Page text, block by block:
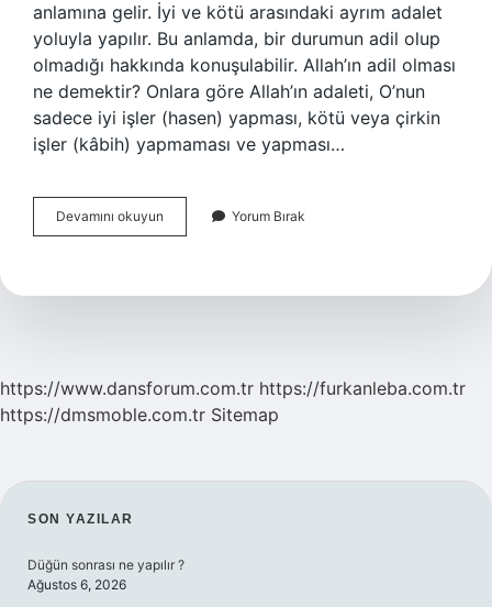
anlamına gelir. İyi ve kötü arasındaki ayrım adalet
yoluyla yapılır. Bu anlamda, bir durumun adil olup
olmadığı hakkında konuşulabilir. Allah’ın adil olması
ne demektir? Onlara göre Allah’ın adaleti, O’nun
sadece iyi işler (hasen) yapması, kötü veya çirkin
işler (kâbih) yapmaması ve yapması…
Devamını okuyun
Ne
Yorum Bırak
https://www.dansforum.com.tr https://furkanleba.com.tr
https://dmsmoble.com.tr Sitemap
SIDEBAR
SON YAZILAR
Düğün sonrası ne yapılır ?
Ağustos 6, 2026